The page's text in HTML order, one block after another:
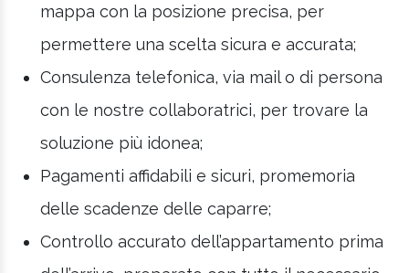
mappa con la posizione precisa, per
permettere una scelta sicura e accurata;
Consulenza telefonica, via mail o di persona
con le nostre collaboratrici, per trovare la
soluzione più idonea;
Pagamenti affidabili e sicuri, promemoria
delle scadenze delle caparre;
Controllo accurato dell’appartamento prima